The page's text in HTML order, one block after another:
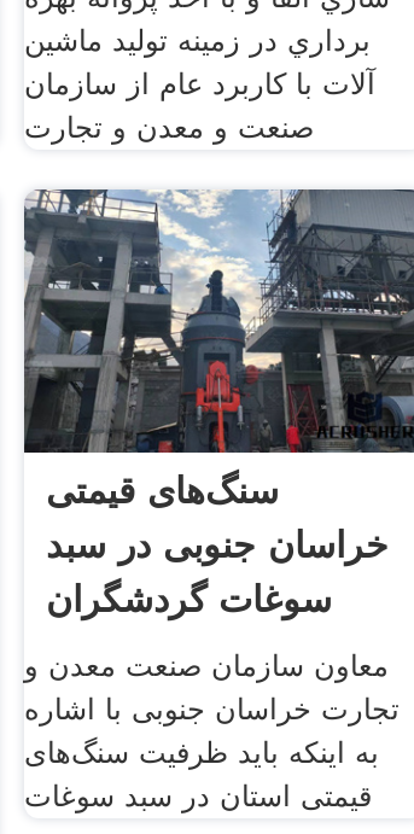
برداري در زمينه توليد ماشين
آلات با كاربرد عام از سازمان
صنعت و معدن و تجارت
سنگ‌های قیمتی
خراسان جنوبی در سبد
سوغات گردشگران
قرار گیرد
معاون سازمان صنعت معدن و
تجارت خراسان جنوبی با اشاره
به اینکه باید ظرفیت سنگ‌های
قیمتی استان در سبد سوغات